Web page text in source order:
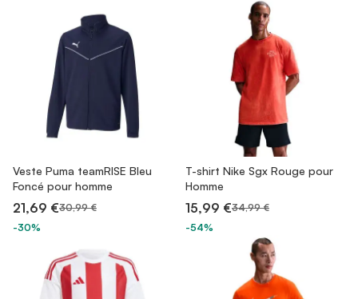
Veste Puma teamRISE Bleu
Foncé pour homme
21,69 €30,99 €
-30%
T-shirt Nike Sgx Rouge pour
Homme
15,99 €34,99 €
-54%